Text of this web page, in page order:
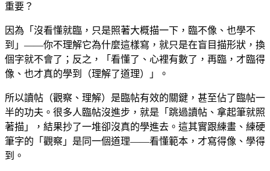
重要？
因為「沒看懂就臨，只是照著大概描一下，臨不像、也學不
到」——你不理解它為什麼這樣寫，就只是在盲目描形狀，換
個字就不會了；反之，「看懂了、心裡有數了，再臨，才臨得
像、也才真的學到（理解了道理）」。
所以讀帖（觀察、理解）是臨帖有效的關鍵，甚至佔了臨帖一
半的功夫。很多人臨帖沒進步，就是「跳過讀帖、拿起筆就照
著描」，結果抄了一堆卻沒真的學進去。這其實跟練畫、練硬
筆字的「觀察」是同一個道理——看懂範本，才寫得像、學得
到。